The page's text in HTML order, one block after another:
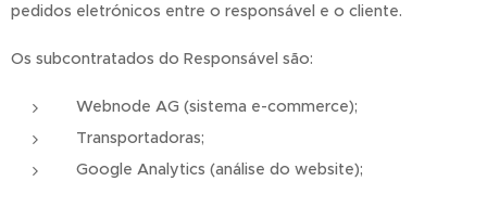
pedidos eletrónicos entre o responsável e o cliente.
Os subcontratados do Responsável são:
Webnode AG (sistema e-commerce);
Transportadoras;
Google Analytics (análise do website);